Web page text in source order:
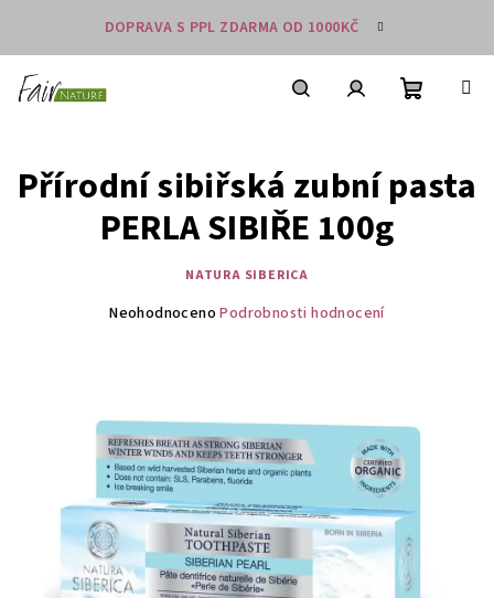
obsah
DOPRAVA S PPL ZDARMA OD 1000KČ
Nákupní
Přírodní sibiřská zubní pasta
PERLA SIBIŘE 100g
NATURA SIBERICA
Průměrné
z
5
hvězdiček.
Neohodnoceno Podrobnosti hodnocení